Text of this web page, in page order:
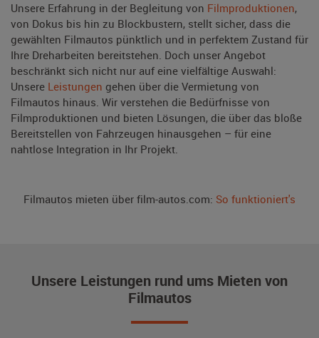
Unsere Erfahrung in der Begleitung von Filmproduktionen,
von Dokus bis hin zu Blockbustern, stellt sicher, dass die
gewählten Filmautos pünktlich und in perfektem Zustand für
Ihre Dreharbeiten bereitstehen. Doch unser Angebot
beschränkt sich nicht nur auf eine vielfältige Auswahl:
Unsere Leistungen gehen über die Vermietung von
Filmautos hinaus. Wir verstehen die Bedürfnisse von
Filmproduktionen und bieten Lösungen, die über das bloße
Bereitstellen von Fahrzeugen hinausgehen – für eine
nahtlose Integration in Ihr Projekt.
Filmautos mieten über film-autos.com: So funktioniert's
Unsere Leistungen rund ums Mieten von
Filmautos